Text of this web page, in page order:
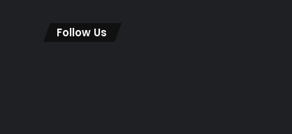
Follow Us